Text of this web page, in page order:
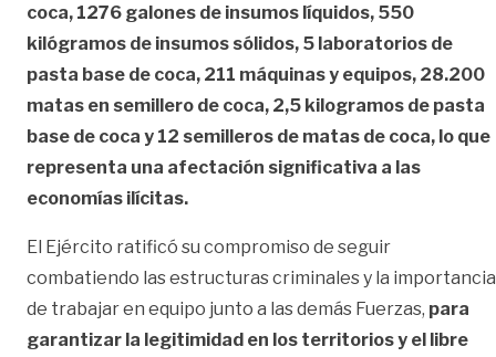
coca, 1276 galones de insumos líquidos, 550
kilógramos de insumos sólidos, 5 laboratorios de
pasta base de coca, 211 máquinas y equipos, 28.200
matas en semillero de coca, 2,5 kilogramos de pasta
base de coca y 12 semilleros de matas de coca, lo que
representa una afectación significativa a las
economías ilícitas.
El Ejército ratificó su compromiso de seguir
combatiendo las estructuras criminales y la importancia
de trabajar en equipo junto a las demás Fuerzas, para
garantizar la legitimidad en los territorios y el libre